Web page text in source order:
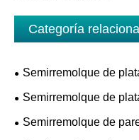
Categoría
Semirremolque de
Semirremolque de
Semirremolque de